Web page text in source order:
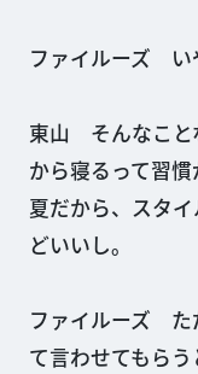
ファイルーズ い
東山 そんなこと
から寝るって習
夏だから、スタ
どいいし。
ファイルーズ た
て言わせてもら